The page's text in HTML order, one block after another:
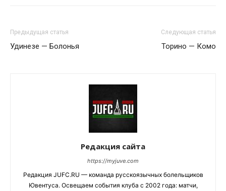
Предыдущая статья
Удинезе — Болонья
Следующая статья
Торино — Комо
Редакция сайта
https://myjuve.com
Редакция JUFC.RU — команда русскоязычных болельщиков
Ювентуса. Освещаем события клуба с 2002 года: матчи,